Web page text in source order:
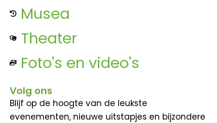
Musea
Theater
Foto's en video's
Volg ons
Blijf op de hoogte van de leukste
evenementen, nieuwe uitstapjes en bijzondere